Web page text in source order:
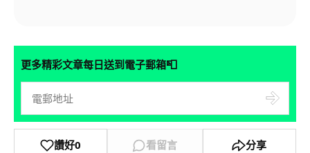
更多精彩文章每日送到電子郵箱📮
讚好0 看留言 分享